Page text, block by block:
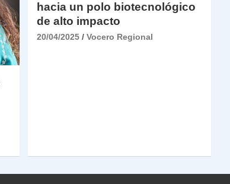
hacia un polo biotecnológico
de alto impacto
20/04/2025 Vocero Regional